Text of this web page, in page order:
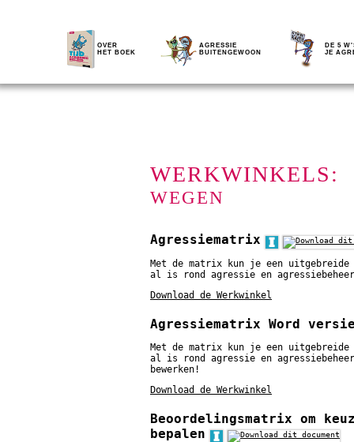
OVER
HET BOEK
AGRESSIE
BUITENGEWOON
DE 5
JE
WERKWINKELS:
WEGEN
Agressiematrix
Met de matrix kun je een
al is rond agressie en
Download de Werkwinkel
Agressiematrix Word
Met de matrix kun je een
al is rond agressie en
bewerken!
Download de Werkwinkel
Beoordelingsmatrix om
bepalen